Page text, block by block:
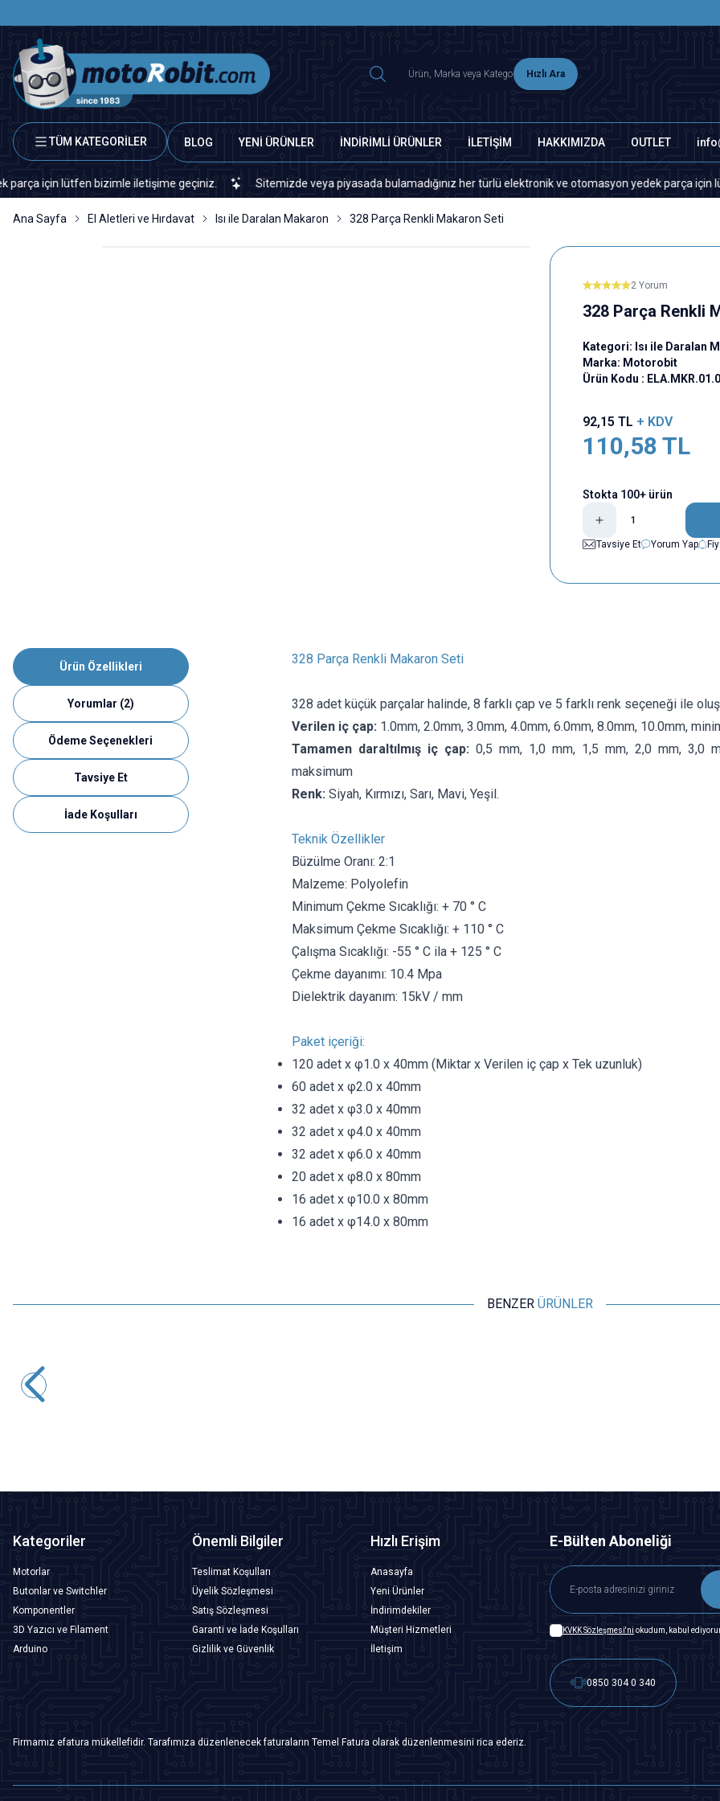
Hızlı Ara
TÜM KATEGORİLER BLOG YENİ ÜRÜNLER İNDİRİMLİ ÜRÜNLER İLETİŞİM HAKKIMIZDA OUTLET
lütfen bizimle iletişime geçiniz. Sitemizde veya piyasada bulamadığınız her türlü elektronik ve otomasyon yedek parça için lütfen
Ana Sayfa El Aletleri ve Hırdavat Isı ile Daralan Makaron 328 Parça Renkli Makaron Seti
2 Yorum
328 Parça Renkli
Kategori: Isı ile Daralan
Marka: Motorobit
Ürün Kodu :
92,15 TL + KDV
110,58 TL
Stokta 100+ ürün
Tavsiye Et
Yorum Yap
Ürün Özellikleri
Yorumlar (2)
Ödeme Seçenekleri
Tavsiye Et
İade Koşulları
328 Parça Renkli Makaron Seti
328 adet küçük parçalar halinde, 8 farklı çap ve 5 farklı renk seçeneği ile
Verilen iç çap: 1.0mm, 2.0mm, 3.0mm, 4.0mm, 6.0mm, 8.0mm, 10.0mm,
Tamamen daraltılmış iç çap: 0,5 mm, 1,0 mm, 1,5 mm, 2,0 mm, 3,0
maksimum
Renk: Siyah, Kırmızı, Sarı, Mavi, Yeşil.
Teknik Özellikler
Büzülme Oranı: 2:1
Malzeme: Polyolefin
Minimum Çekme Sıcaklığı: + 70 ° C
Maksimum Çekme Sıcaklığı: + 110 ° C
Çalışma Sıcaklığı: -55 ° C ila + 125 ° C
Çekme dayanımı: 10.4 Mpa
Dielektrik dayanım: 15kV / mm
Paket içeriği:
120 adet x φ1.0 x 40mm (Miktar x Verilen iç çap x Tek uzunluk)
60 adet x φ2.0 x 40mm
32 adet x φ3.0 x 40mm
32 adet x φ4.0 x 40mm
32 adet x φ6.0 x 40mm
20 adet x φ8.0 x 80mm
16 adet x φ10.0 x 80mm
16 adet x φ14.0 x 80mm
BENZER ÜRÜNLER
Kategoriler
Motorlar
Butonlar ve Switchler
Komponentler
3D Yazıcı ve Filament
Arduino
Önemli Bilgiler
Teslimat Koşulları
Üyelik Sözleşmesi
Satış Sözleşmesi
Garanti ve İade Koşulları
Gizlilik ve Güvenlik
Hızlı Erişim
Anasayfa
Yeni Ürünler
İndirimdekiler
Müşteri Hizmetleri
İletişim
E-Bülten Aboneliği
KVKK Sözleşmesi'ni okudum, kabul
0850 304 0 340
Firmamız efatura mükellefidir. Tarafımıza düzenlenecek faturaların Temel Fatura olarak düzenlenmesini rica ederiz.